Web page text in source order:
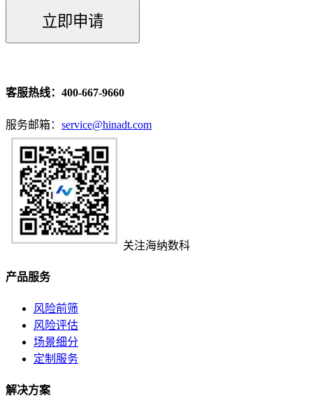
立即申请
客服热线： 400-667-9660
服务邮箱： service@hinadt.com
关注海纳数科
产品服务
风险前筛
风险评估
场景细分
定制服务
解决方案